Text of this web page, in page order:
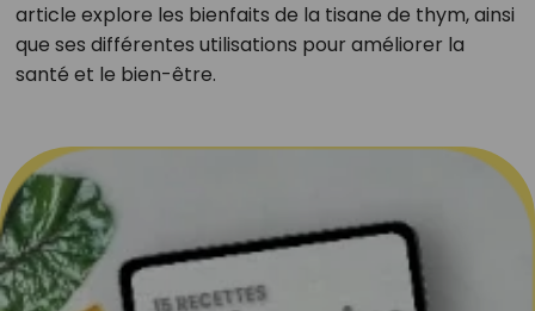
article explore les bienfaits de la tisane de thym, ainsi
que ses différentes utilisations pour améliorer la
santé et le bien-être.